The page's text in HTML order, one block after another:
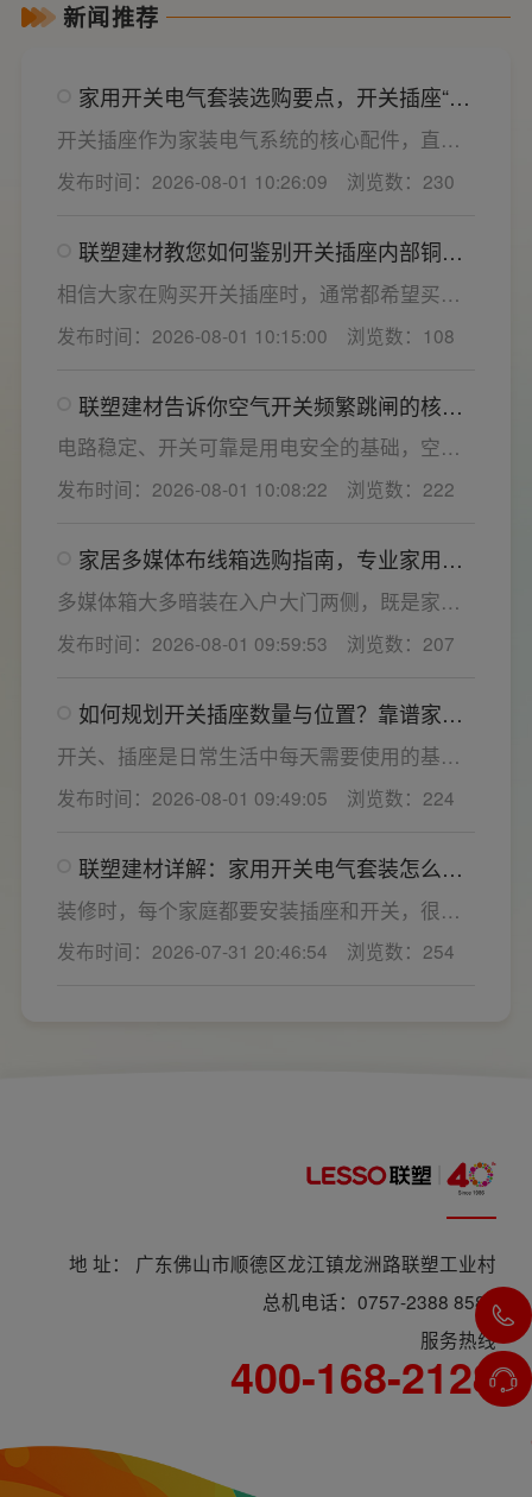
新闻推荐
家用开关电气套装选购要点，开关插座“七
看”甄选技巧
开关插座作为家装电气系统的核心配件，直接
决定居家用电的安全性与实用性，选材好坏影
响着长期居住体验。想要一站式搞定全屋电气
关键。联塑建材总结专业选购“七看”技巧，帮大
家精准避坑，挑选安全耐用的开关插座产品。
发布时间：2026-08-01 10:26:09 浏览数：230
联塑建材教您如何鉴别开关插座内部铜片
质量
相信大家在购买开关插座时，通常都希望买到
一款寿命长，质量好的产品，那么对于开关插
座而言，其里面的铜片好坏就直接决定了它的
越长越好(因为铜片长度决定了插座距离的大
小，插孔间距越宽二三插同时插入越方便)。
发布时间：2026-08-01 10:15:00 浏览数：108
联塑建材告诉你空气开关频繁跳闸的核心
原因与技术对策
电路稳定、开关可靠是用电安全的基础，空开
频繁跳闸大多源于电压波动、配件适配性不足
或防护结构设计缺陷。联塑建材依托成熟的电
电气套装产品，结构设计科学、稳压防护性能
优异，可有效应对电压瞬变、电网波动等场
景，减少无故跳闸、误跳闸等故障问题。
发布时间：2026-08-01 10:08:22 浏览数：222
家居多媒体布线箱选购指南，专业家用开
关电气套装厂家为您详解
多媒体箱大多暗装在入户大门两侧，既是家居
弱电线路的集中收纳载体，也会影响墙面整体
装修美观度，外观颜值、内部空间、模块化功
一站式配齐全屋电气产品，选择综合实力过硬
的家用开关电气套装厂家，可以同时搞定开关
插座、配电箱、多媒体布线箱等全套产品，采
购与售后更省心。
发布时间：2026-08-01 09:59:53 浏览数：207
如何规划开关插座数量与位置？靠谱家用
开关电气套装品牌怎么选？
开关、插座是日常生活中每天需要使用的基础
电气配件。随着家用电器的普及，需要的电源
插座和开关也会越来越多。装修前期除了规划
关键。如果装修时开关、插座的数量设置不
够，或者开关、插座的位置设置不合理，会给
今后的日常生活带来诸多不便，甚至留下安全
隐患。 所以装修前一定要精心规划开关、插座
发布时间：2026-08-01 09:49:05 浏览数：224
联塑建材详解：家用开关电气套装怎么
选，开关插座怎么安装更安全
装修时，每个家庭都要安装插座和开关，很多
业主在挑选家用开关电气套装之后，并不清楚
插座、开关合理的离地高度以及规范的安装方
发布时间：2026-07-31 20:46:54 浏览数：254
地 址： 广东佛山市顺德区龙江镇龙洲路联塑工业村
总机电话：0757-2388 8588
服务热线
400-168-2128